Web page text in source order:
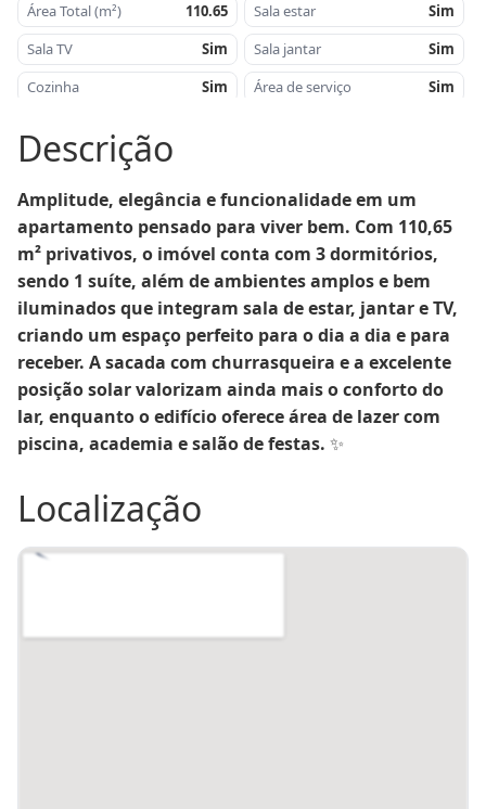
Área Total (m²)
110.65 Sala estar
Sim
Sala TV
Sim Sala jantar
Sim
Cozinha
Sim Área de serviço
Sim
Orientação SolarLeste / Norte
Salão de festas
Sim Área de lazer
Academia
Sim Piscina
Sim
Piso Lâminado/ Porcelanato Sacada
Sim
Gás central
Sim Tipo Construção
Alvenaria
Portão eletrônico
Sim
Descrição
Amplitude, elegância e funcionalidade em um
apartamento pensado para viver bem. Com 110,65
m² privativos, o imóvel conta com 3 dormitórios,
sendo 1 suíte, além de ambientes amplos e bem
iluminados que integram sala de estar, jantar e TV,
criando um espaço perfeito para o dia a dia e para
receber. A sacada com churrasqueira e a excelente
posição solar valorizam ainda mais o conforto do
lar, enquanto o edifício oferece área de lazer com
piscina, academia e salão de festas. ✨
Localização